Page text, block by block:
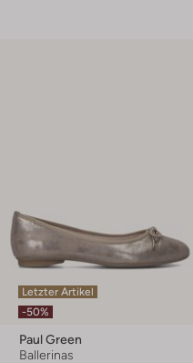
Letzter Artikel
-50%
Paul Green
Ballerinas